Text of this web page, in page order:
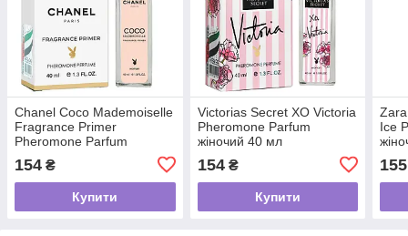
Chanel Coco Mademoiselle
Fragrance Primer
Pheromone Parfum
154 ₴
Купити
Victorias Secret XO Victoria
Pheromone Parfum
жіночий 40 мл
154₴
Купити
Ice
155